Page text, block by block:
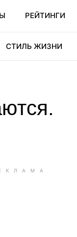
РЕЙТИНГИ
СТИЛЬ ЖИЗНИ